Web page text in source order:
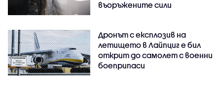
въоръжените сили
Дронът с експлозив на
летището в Лайпциг е бил
открит до самолет с военни
боеприпаси